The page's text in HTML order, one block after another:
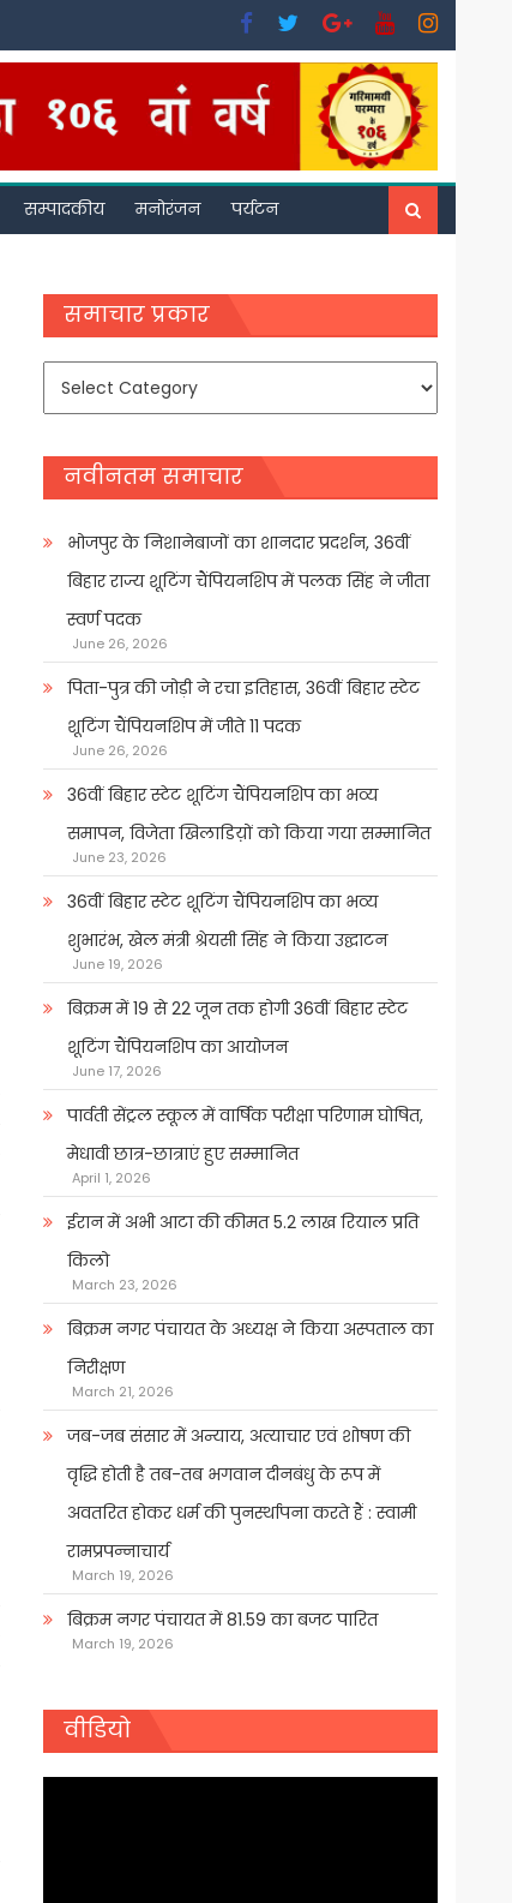
सम्पादकीय मनोरंजन पर्यटन
समाचार प्रकार
समाचार
नवीनतम समाचार
भोजपुर के निशानेबाजों का शानदार प्रदर्शन, 36वीं
बिहार राज्य शूटिंग चैंपियनशिप में पलक सिंह ने जीता
स्वर्ण पदक
June 26, 2026
पिता-पुत्र की जोड़ी ने रचा इतिहास, 36वीं बिहार स्टेट
शूटिंग चैंपियनशिप में जीते 11 पदक
June 26, 2026
36वीं बिहार स्टेट शूटिंग चैंपियनशिप का भव्य
समापन, विजेता खिलाडिय़ों को किया गया सम्मानित
June 23, 2026
36वीं बिहार स्टेट शूटिंग चैंपियनशिप का भव्य
शुभारंभ, खेल मंत्री श्रेयसी सिंह ने किया उद्घाटन
June 19, 2026
बिक्रम में 19 से 22 जून तक होगी 36वीं बिहार स्टेट
शूटिंग चैंपियनशिप का आयोजन
June 17, 2026
पार्वती सेंट्रल स्कूल में वार्षिक परीक्षा परिणाम घोषित,
मेधावी छात्र-छात्राएं हुए सम्मानित
April 1, 2026
ईरान में अभी आटा की कीमत 5.2 लाख रियाल प्रति
किलो
March 23, 2026
बिक्रम नगर पंचायत के अध्यक्ष ने किया अस्पताल का
निरीक्षण
March 21, 2026
जब-जब संसार में अन्याय, अत्याचार एवं शोषण की
वृद्धि होती है तब-तब भगवान दीनबंधु के रूप में
अवतरित होकर धर्म की पुनर्स्थापना करते हैं : स्वामी
रामप्रपन्नाचार्य
March 19, 2026
बिक्रम नगर पंचायत में 81.59 का बजट पारित
March 19, 2026
वीडियो